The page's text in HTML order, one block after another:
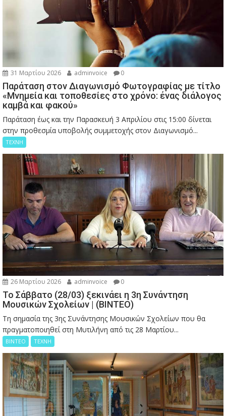
31 Μαρτίου 2026 adminvoice 0
Παράταση στον Διαγωνισμό Φωτογραφίας με τίτλο
«Μνημεία και τοποθεσίες στο χρόνο: ένας διάλογος
καμβά και φακού»
Παράταση έως και την Παρασκευή 3 Απριλίου στις 15:00 δίνεται
στην προθεσμία υποβολής συμμετοχής στον Διαγωνισμό...
ΤΕΧΝΗ
26 Μαρτίου 2026 adminvoice 0
Το Σάββατο (28/03) ξεκινάει η 3η Συνάντηση
Μουσικών Σχολείων | (ΒΙΝΤΕΟ)
Τη σημασία της 3ης Συνάντησης Μουσικών Σχολείων που θα
πραγματοποιηθεί στη Μυτιλήνη από τις 28 Μαρτίου...
ΒΙΝΤΕΟ ΤΕΧΝΗ